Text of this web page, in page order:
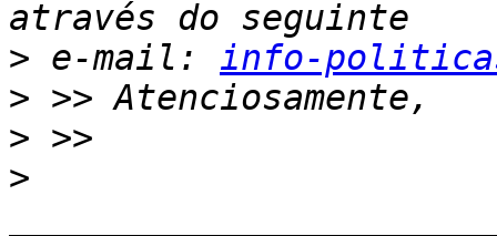
> e-mail: info-
>
>
>